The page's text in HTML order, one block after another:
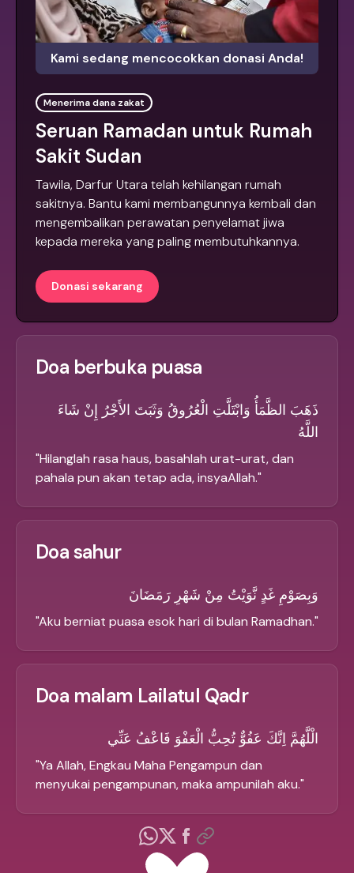
Kami sedang mencocokkan donasi Anda!
Menerima dana zakat
Seruan Ramadan untuk Rumah
Sakit Sudan
Tawila, Darfur Utara telah kehilangan rumah
sakitnya. Bantu kami membangunnya kembali dan
mengembalikan perawatan penyelamat jiwa
kepada mereka yang paling membutuhkannya.
Donasi sekarang
Doa berbuka puasa
ذَهَبَ الظَّمَأُ وَابْتَلَّتِ الْعُرُوقُ وَثَبَتَ الأَجْرُ إِنْ شَاءَ
اللَّهُ
"Hilanglah rasa haus, basahlah urat-urat, dan
pahala pun akan tetap ada, insyaAllah."
Doa sahur
وَبِصَوْمِ غَدٍ نَّوَيْتُ مِنْ شَهْرِ رَمَضَانَ
"Aku berniat puasa esok hari di bulan Ramadhan."
Doa malam Lailatul Qadr
الْلَّهُمَّ اِنَّكَ عَفُوٌّ تُحِبُّ الْعَفْوَ فَاعْفُ عَنِّي
"Ya Allah, Engkau Maha Pengampun dan
menyukai pengampunan, maka ampunilah aku."